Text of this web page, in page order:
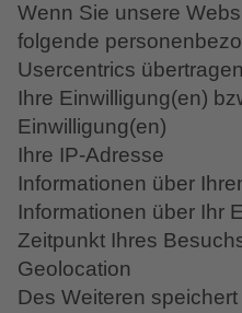
Wenn Sie unsere
folgende
Usercentrics
Ihre Einwilligung(en)
Einwilligung(en)
Ihre IP-Adresse
Informationen über
Informationen über Ihr
Zeitpunkt Ihres
Geolocation
Des Weiteren